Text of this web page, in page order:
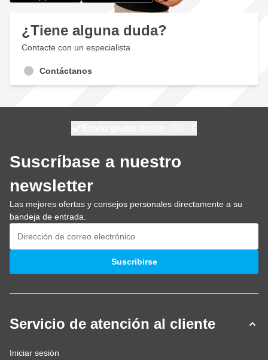
¿Tiene alguna duda?
Contacte con un especialista
Contáctanos
Suscríbase a nuestro
newsletter
Las mejores ofertas y consejos personales directamente a su
bandeja de entrada.
Dirección de email
Suscribirse
Servicio de atención al cliente
Iniciar sesión